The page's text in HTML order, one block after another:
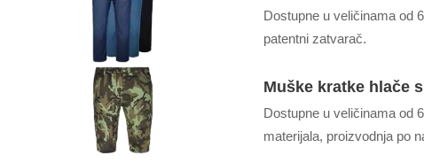
Dostupne u veličinama od
patentni zatvarač.
Muške kratke hlače
Dostupne u veličinama od
materijala, proizvodnja po